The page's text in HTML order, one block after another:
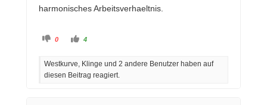
harmonisches Arbeitsverhaeltnis.
A
i
k
0
A
k
4
Westkurve, Klinge und 2 andere Benutzer haben auf
diesen Beitrag reagiert.